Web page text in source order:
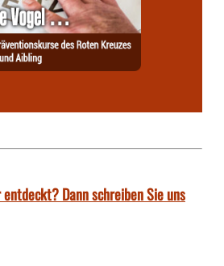
Dann schreiben Sie uns